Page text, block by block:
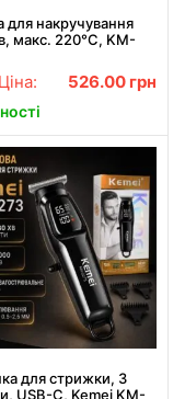
для накручування
макс. 220°С, KM-
/ Плойка для
волосся 526.00 грн
для стрижки, 3
USB-C, Kemei KM-